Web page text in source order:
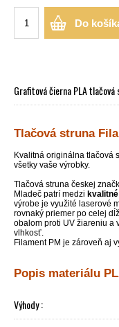
Do
Grafitová čierna PLA
Tlačová struna
Kvalitná originálna tlačová
všetky vaše výrobky.
Tlačová struna českej
Mladeč patrí medzi
výrobe je využité laserové
rovnaký priemer po celej
obalom proti UV žiareniu a
vlhkosť.
Filament PM je zároveň aj
Popis materiálu
Výhody :